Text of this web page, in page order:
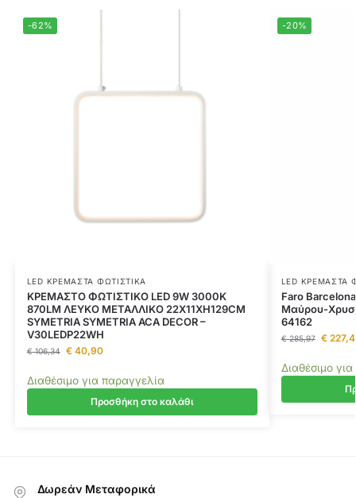
-62%
LED ΚΡΕΜΑΣΤΆ ΦΩΤΙΣΤΙΚΆ
ΚΡΕΜΑΣΤΟ ΦΩΤΙΣΤΙΚΟ LED 9W 3000K
870LM ΛΕΥΚΟ ΜΕΤΑΛΛΙΚΟ 22X11XH129CM
SYMETRIA SYMETRIA ACA DECOR –
V30LEDP22WH
€106,34 €40,90
Διαθέσιμο για παραγγελία
Προσθήκη στο καλάθι
-20%
LED ΚΡΕΜΑΣΤΆ
Faro
Μαύρου-
64162
€285,97 €
Διαθέσιμο
Δωρεάν Μεταφορικά